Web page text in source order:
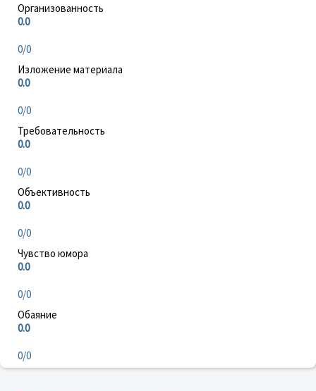
Организованность
0.0
0/0
Изложение материала
0.0
0/0
Требовательность
0.0
0/0
Объективность
0.0
0/0
Чувство юмора
0.0
0/0
Обаяние
0.0
0/0